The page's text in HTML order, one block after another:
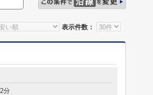
表示件数：
分